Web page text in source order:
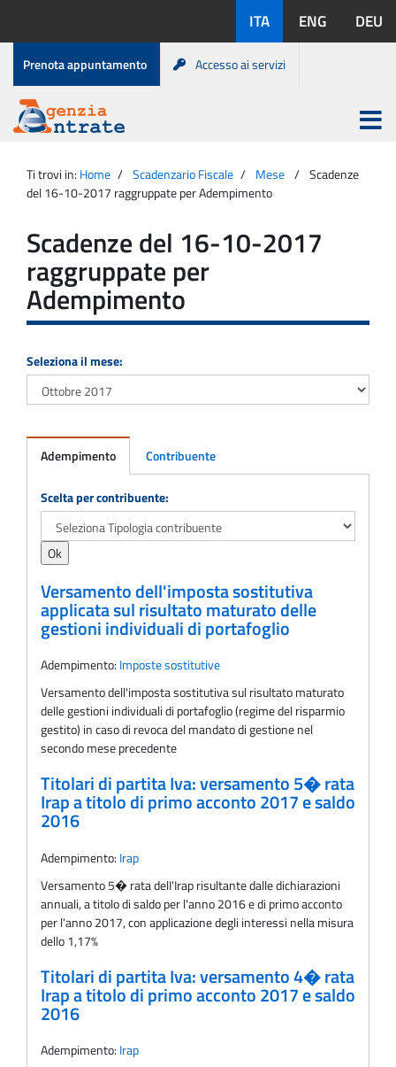
contenuto
disponibili:
ITA ENG DEU
Menu
di
servizio
Prenota appuntamento Accesso ai servizi
Agenzia
Entrate
Apri
menu
principale
Ti trovi in: Home Scadenzario Fiscale Mese
Scadenze
del 16-10-2017 raggruppate per Adempimento
Scadenze del 16-10-2017
raggruppate per
Adempimento
Seleziona il mese:
Adempimento Contribuente
Adempimento
Scelta per contribuente:
Versamento dell'imposta sostitutiva
applicata sul risultato maturato delle
gestioni individuali di portafoglio
Adempimento: Imposte sostitutive
Versamento dell'imposta sostitutiva sul risultato maturato
delle gestioni individuali di portafoglio (regime del risparmio
gestito) in caso di revoca del mandato di gestione nel
secondo mese precedente
Titolari di partita Iva: versamento 5� rata
Irap a titolo di primo acconto 2017 e saldo
2016
Adempimento: Irap
Versamento 5� rata delI'Irap risultante dalle dichiarazioni
annuali, a titolo di saldo per l'anno 2016 e di primo acconto
per l'anno 2017, con applicazione degli interessi nella misura
dello 1,17%
Titolari di partita Iva: versamento 4� rata
Irap a titolo di primo acconto 2017 e saldo
2016
Adempimento: Irap